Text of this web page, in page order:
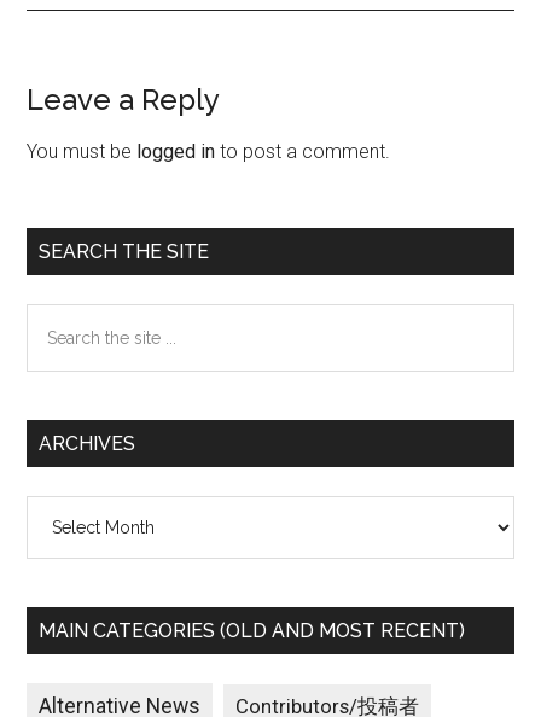
Reader
Interactions
Leave a Reply
You must be logged in to post a comment.
Primary
Sidebar
SEARCH THE SITE
the
ARCHIVES
MAIN CATEGORIES (OLD AND MOST RECENT)
Alternative News Contributors/投稿者